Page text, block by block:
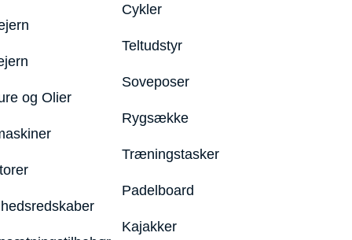
og Olier
Cykler
Teltudstyr
Soveposer
Rygsække
Træningstasker
Padelboard
Kajakker